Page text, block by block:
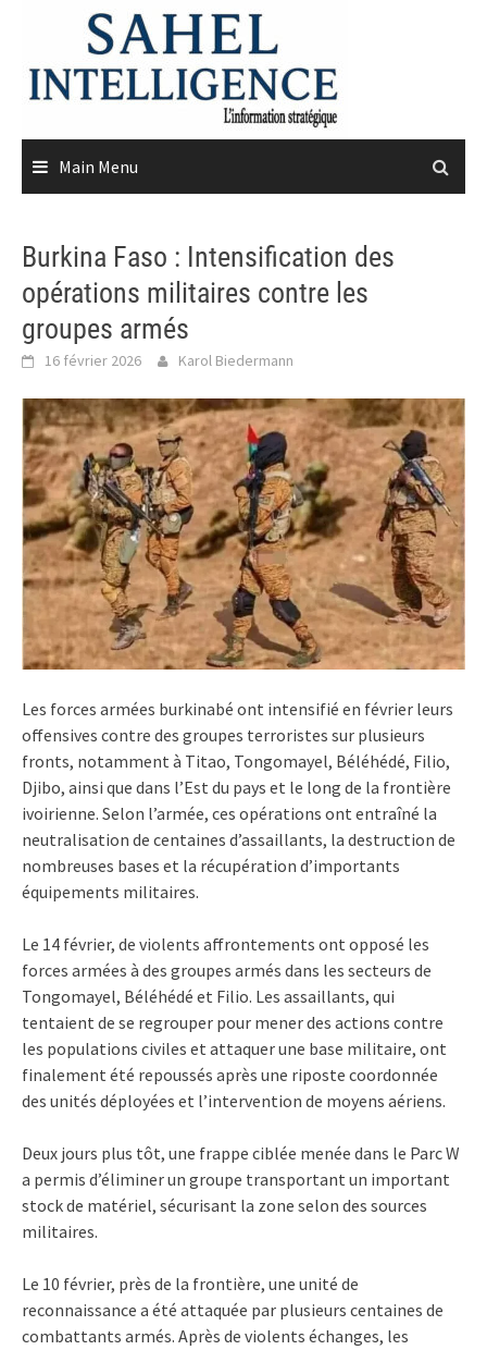
content
Main Menu
Burkina Faso : Intensification des
opérations militaires contre les
groupes armés
16 février 2026 Karol Biedermann
Les forces armées burkinabé ont intensifié en février leurs
offensives contre des groupes terroristes sur plusieurs
fronts, notamment à Titao, Tongomayel, Béléhédé, Filio,
Djibo, ainsi que dans l’Est du pays et le long de la frontière
ivoirienne. Selon l’armée, ces opérations ont entraîné la
neutralisation de centaines d’assaillants, la destruction de
nombreuses bases et la récupération d’importants
équipements militaires.
Le 14 février, de violents affrontements ont opposé les
forces armées à des groupes armés dans les secteurs de
Tongomayel, Béléhédé et Filio. Les assaillants, qui
tentaient de se regrouper pour mener des actions contre
les populations civiles et attaquer une base militaire, ont
finalement été repoussés après une riposte coordonnée
des unités déployées et l’intervention de moyens aériens.
Deux jours plus tôt, une frappe ciblée menée dans le Parc W
a permis d’éliminer un groupe transportant un important
stock de matériel, sécurisant la zone selon des sources
militaires.
Le 10 février, près de la frontière, une unité de
reconnaissance a été attaquée par plusieurs centaines de
combattants armés. Après de violents échanges, les